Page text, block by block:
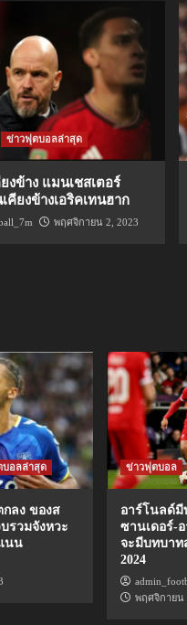
ข่าวฟุตบอลล่าสุด
งข้าง แมนเชสเตอร์
คียงข้างเอริคเทนฮาก
พฤศจิกายน 2, 2023
บอลล่าสุด
กลง ของส
รวมจังหวะ
นน
ข่าวฟุตบอล
อาร์โนลด์มี
ซานเดอร์-
จะมีบทบา
2024
พฤศจิกายน